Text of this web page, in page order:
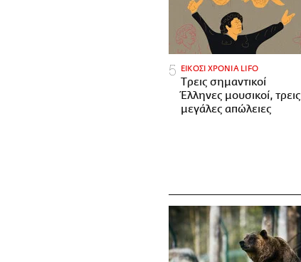
ΕΙΚΟΣΙ ΧΡΟΝΙΑ LIFO
Tρεις σημαντικοί
Έλληνες μουσικοί, τρεις
μεγάλες απώλειες